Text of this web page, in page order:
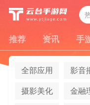
推荐 资讯 手
全部应用 影音
摄影美化 金融